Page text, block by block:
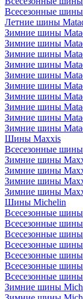
Всесезонные
Летние шины
Зимние шины
Зимние шины
Зимние шины
Зимние шины
Зимние шины
Зимние шины
Зимние шины
Зимние шины
Зимние шины
Зимние шины
Шины Maxxis
Всесезонные
Зимние шины
Зимние шины
Зимние шины
Зимние шины
Шины Michelin
Всесезонные
Всесезонные
Всесезонные
Всесезонные
Всесезонные
Всесезонные
Всесезонные
Зимние шины